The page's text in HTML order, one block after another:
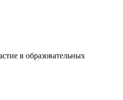
в образовательных